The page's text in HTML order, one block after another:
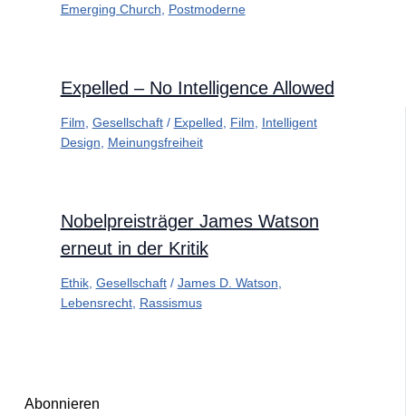
Emerging Church
Postmoderne
Expelled – No Intelligence Allowed
Film Gesellschaft/ Expelled Film
Intelligent
Design
Meinungsfreiheit
Nobelpreisträger James Watson
erneut in der Kritik
Ethik, Gesellschaft/ James D. Watson
Lebensrecht, Rassismus
Abonnieren